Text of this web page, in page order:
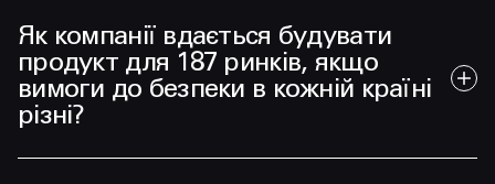
Як компанії вдається будувати
продукт для 187 ринків, якщо
вимоги до безпеки в кожній країні
різні?